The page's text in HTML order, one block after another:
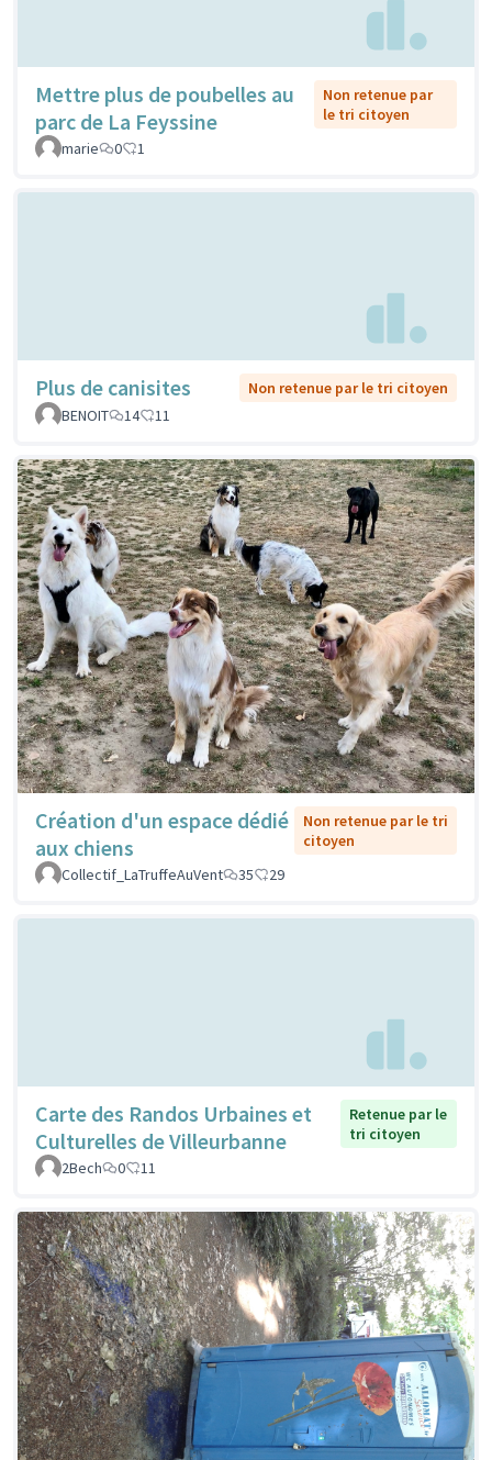
Mettre plus de poubelles au
parc de La Feyssine
Non retenue par
le tri citoyen
marie
0 1
Plus de canisites
Non retenue par le tri citoyen
BENOIT
14 11
Création d'un espace dédié
aux chiens
Non retenue par le tri
citoyen
Collectif_LaTruffeAuVent
35 29
Carte des Randos Urbaines et
Culturelles de Villeurbanne
Retenue par le
tri citoyen
2Bech
0 11